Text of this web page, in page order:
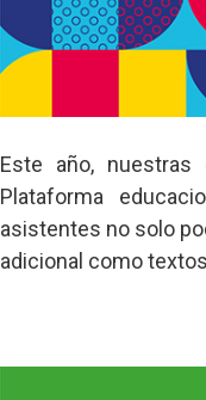
Este año,
Plataforma
asistentes no solo
adicional como